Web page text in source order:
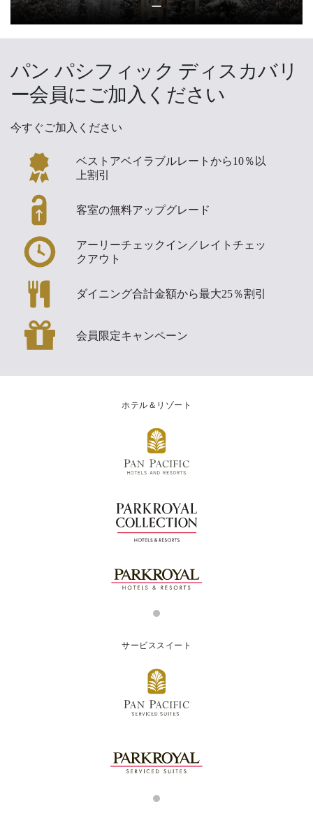
ー
パン パシフィック ディスカバリ
ー会員にご加入ください
今すぐご加入ください
ベストアベイラブルレートから10％以
上割引
客室の無料アップグレード
アーリーチェックイン／レイトチェッ
クアウト
ダイニング合計金額から最大25％割引
会員限定キャンペーン
ホテル＆リゾート
サービススイート